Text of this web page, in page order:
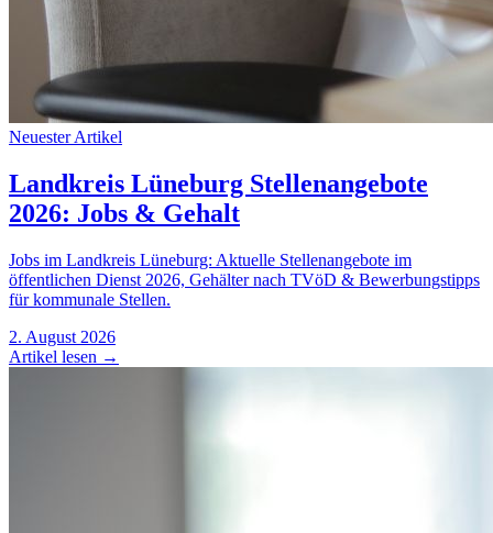
Neuester Artikel
Landkreis Lüneburg Stellenangebote
2026: Jobs & Gehalt
Jobs im Landkreis Lüneburg: Aktuelle Stellenangebote im
öffentlichen Dienst 2026, Gehälter nach TVöD & Bewerbungstipps
für kommunale Stellen.
2. August 2026
Artikel lesen →